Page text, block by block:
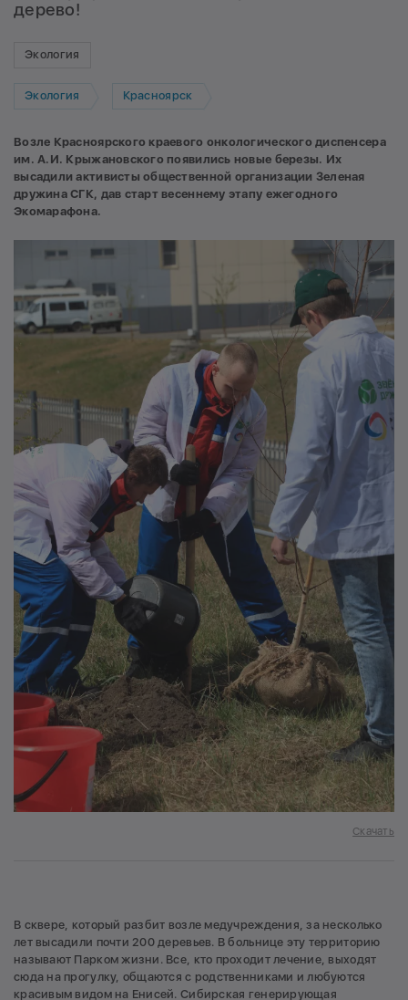
дерево!
Экология
Экология Красноярск
Возле Красноярского краевого онкологического диспенсера
им. А.И. Крыжановского появились новые березы. Их
высадили активисты общественной организации Зеленая
дружина СГК, дав старт весеннему этапу ежегодного
Экомарафона.
Скачать
В сквере, который разбит возле медучреждения, за несколько
лет высадили почти 200 деревьев. В больнице эту территорию
называют Парком жизни. Все, кто проходит лечение, выходят
сюда на прогулку, общаются с родственниками и любуются
красивым видом на Енисей. Сибирская генерирующая